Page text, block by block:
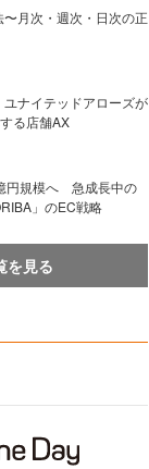
月次・週次・日次の正
ユナイテッドアローズが
る店舗AX
円規模へ 急成長中の
」のEC戦略
を見る